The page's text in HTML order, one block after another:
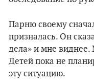
Парню своему
призналась. Он
дела» и мне
Детей пока не
эту ситуацию.